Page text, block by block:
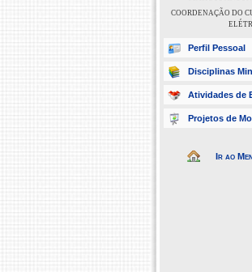
COORDENAÇÃO DO
Perfil Pessoal
Disciplinas
Atividades de
Projetos de
Ir ao